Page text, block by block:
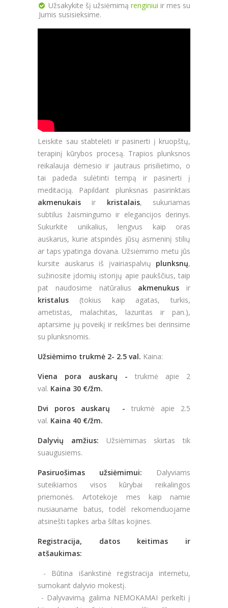
Užsakykite šį užsiėmimą renginiui ir mes su
Jumis susisieksime.
Leiskite sau stabtelėti ir pasinerti į kruopštų,
terapinį kūrybos procesą. Trapios plunksnos
reikalauja dėmesio ir jautraus prisilietimo, o
tai padeda sulėtinti tempą ir pasinerti į
meditaciją. Papildant plunksnas pasirinktais
akmenukais ir kristalais, sukuriamas
subtilus žaismingumo ir elegancijos derinys.
Sukurkite unikalius, lengvus kaip oras
auskarus, kurie atspindės jūsų asmeninį stilių
ar taps ypatinga dovana. Užsiėmimo metu jūs
kursite auskarus iš įvairiaspalvių plunksnų,
sužinosite įdomių istorijų apie paukščius, taip
pat naudosime natūralius akmenukus ir
kristalus (tokius kaip agatas, turkis,
ametistas, malachitas, lazuritas ir pan.),
aptarsime jų poveikį ir reikšmes bei derinsime
su plunksnomis.
Užsiėmimo trukmė 2- 2.5 val. Kaina:
Viena pora auskarų - trukmė apie 2
val. Kaina 30 €/žm.
Dvi poros auskarų - trukmė apie 2.5
val. Kaina 40 €/žm.
Dalyvių amžius: Užsiėmimas skirtas tik
suaugusiems.
Pasiruošimas užsiėmimui:
Dalyviams
suteikiamos visos kūrybai reikalingos
priemonės. Artotekoje mes kaip namie
nusiauname batus, todėl rekomenduojame
atsinešti tapkes arba šiltas kojines.
Registracija, datos keitimas ir
atšaukimas:
- Būtina išankstinė registracija internetu,
sumokant dalyvio mokestį.
- Dalyvavimą galima NEMOKAMAI perkelti į